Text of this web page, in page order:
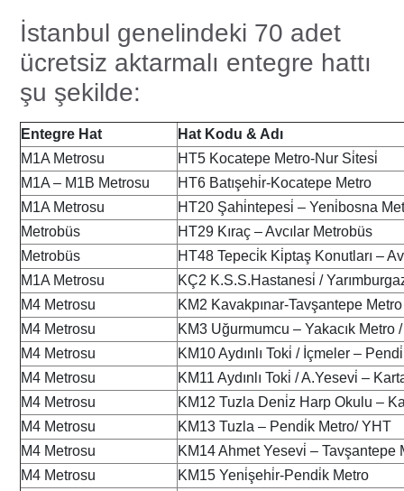
İstanbul genelindeki 70 adet
ücretsiz aktarmalı entegre hattı
şu şekilde:
Entegre Hat
Hat Kodu & Adı
M1A Metrosu
HT5 Kocatepe Metro-Nur Si̇tesi̇
M1A – M1B Metrosu
HT6 Batışehi̇r-Kocatepe Metro
M1A Metrosu
HT20 Şahi̇ntepesi̇ – Yeni̇bosna
Metrobüs
HT29 Kıraç – Avcılar Metrobüs
Metrobüs
HT48 Tepeci̇k Ki̇ptaş Konutları –
M1A Metrosu
KÇ2 K.S.S.Hastanesi̇ /
M4 Metrosu
KM2 Kavakpınar-Tavşantepe Metro
M4 Metrosu
KM3 Uğurmumcu – Yakacık Metro
M4 Metrosu
KM10 Aydınlı Toki̇ / İçmeler –
M4 Metrosu
KM11 Aydınlı Toki̇ / A.Yesevi̇ –
M4 Metrosu
KM12 Tuzla Deni̇z Harp Okulu –
M4 Metrosu
KM13 Tuzla – Pendi̇k Metro/ YHT
M4 Metrosu
KM14 Ahmet Yesevi̇ – Tavşantepe
M4 Metrosu
KM15 Yeni̇şehi̇r-Pendi̇k Metro